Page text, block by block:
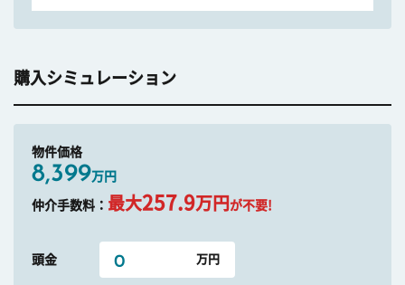
購入シミュレーション
物件価格
8,399万円
仲介手数料： 最大257.9万円 が不要!
頭金